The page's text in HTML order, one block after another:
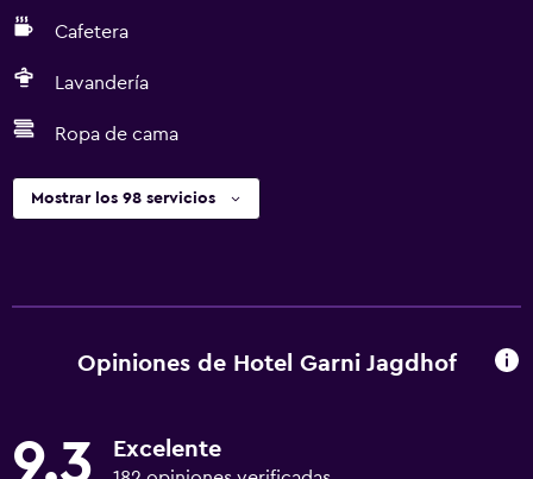
Cafetera
Lavandería
Ropa de cama
Mostrar los 98 servicios
Opiniones de Hotel Garni Jagdhof
9.3 Excelente